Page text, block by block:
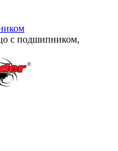
с подшипником,